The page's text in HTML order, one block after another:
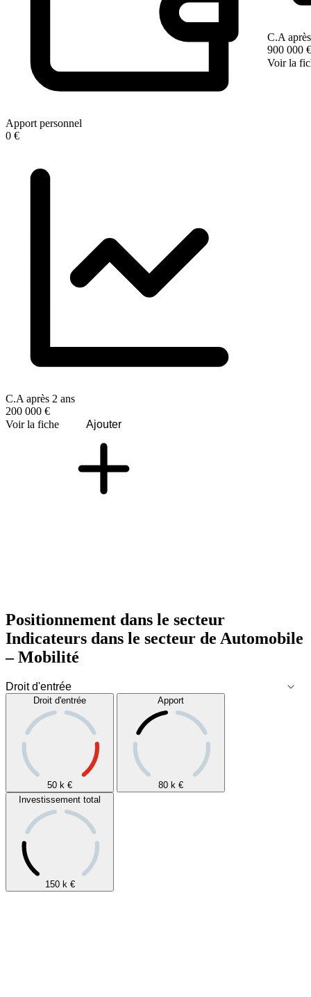
Apport personnel
0 €
C.A après 2 ans
200 000 €
Voir la fiche
Ajouter
C.A
900 000 €
Voir la
Positionnement dans le secteur
Indicateurs dans le secteur de Automobile
– Mobilité
Droit d'entrée
50 k €
Apport
80 k €
Investissement total
150 k €